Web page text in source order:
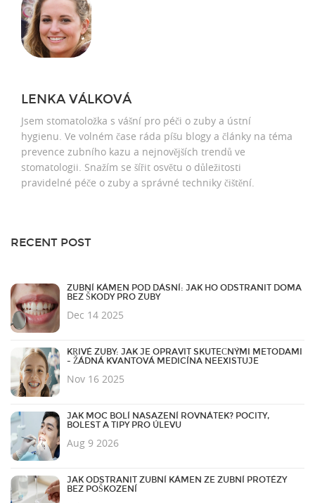
LENKA VÁLKOVÁ
Jsem stomatoložka s vášní pro péči o zuby a ústní
hygienu. Ve volném čase ráda píšu blogy a články na téma
prevence zubního kazu a nejnovějších trendů ve
stomatologii. Snažím se šířit osvětu o důležitosti
pravidelné péče o zuby a správné techniky čištění.
RECENT POST
ZUBNÍ KÁMEN POD DÁSNÍ: JAK HO ODSTRANIT DOMA
BEZ ŠKODY PRO ZUBY
Dec 14 2025
KŘIVÉ ZUBY: JAK JE OPRAVIT SKUTEČNÝMI METODAMI
- ŽÁDNÁ KVANTOVÁ MEDICÍNA NEEXISTUJE
Nov 16 2025
JAK MOC BOLÍ NASAZENÍ ROVNÁTEK? POCITY,
BOLEST A TIPY PRO ÚLEVU
Aug 9 2026
JAK ODSTRANIT ZUBNÍ KÁMEN ZE ZUBNÍ PROTÉZY
BEZ POŠKOZENÍ